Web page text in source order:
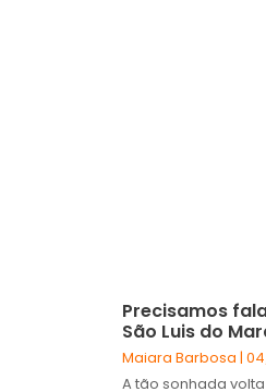
Precisamos
São Luis do
Maiara Barbosa
A tão sonhada